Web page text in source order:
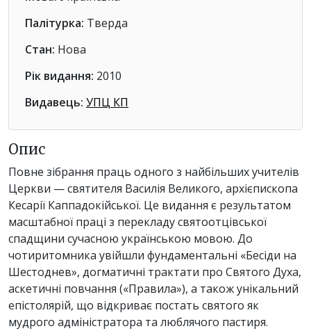
Палітурка: Тверда
Стан: Нова
Рік видання: 2010
Видавець: УПЦ КП
Опис
Повне зібрання праць одного з найбільших учителів
Церкви — святителя Василія Великого, архієпископа
Кесарії Каппадокійської. Це видання є результатом
масштабної праці з перекладу святоотцівської
спадщини сучасною українською мовою. До
чотиритомника увійшли фундаментальні «Бесіди на
Шестоднев», догматичні трактати про Святого Духа,
аскетичні повчання («Правила»), а також унікальний
епістолярій, що відкриває постать святого як
мудрого адміністратора та люблячого пастиря.